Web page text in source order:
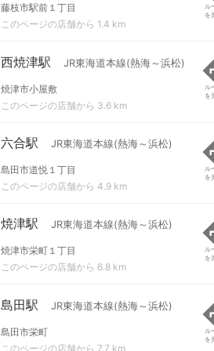
藤枝市駅前１丁目
このページの店舗から 1.4 km
ル
を
西焼津駅 JR東海道本線(熱海～浜松)
焼津市小屋敷
このページの店舗から 3.6 km
ル
を
六合駅 JR東海道本線(熱海～浜松)
島田市道悦１丁目
このページの店舗から 4.9 km
ル
を
焼津駅 JR東海道本線(熱海～浜松)
焼津市栄町１丁目
このページの店舗から 6.8 km
ル
を
島田駅 JR東海道本線(熱海～浜松)
島田市栄町
このページの店舗から 7.7 km
ル
を